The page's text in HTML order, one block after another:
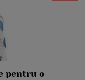
pentru o